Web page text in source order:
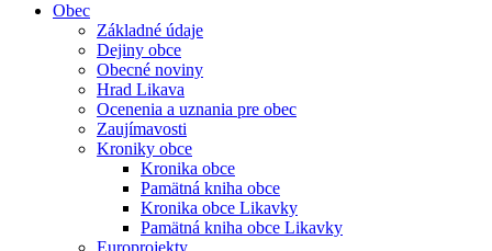
Obec
Základné údaje
Dejiny obce
Obecné noviny
Hrad Likava
Ocenenia a uznania pre obec
Zaujímavosti
Kroniky obce
Kronika obce
Pamätná kniha obce
Kronika obce Likavky
Pamätná kniha obce Likavky
Europrojekty